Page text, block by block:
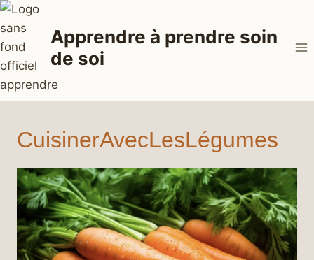
Aller
au
contenu
Apprendre à prendre soin
de soi
CuisinerAvecLesLégumes